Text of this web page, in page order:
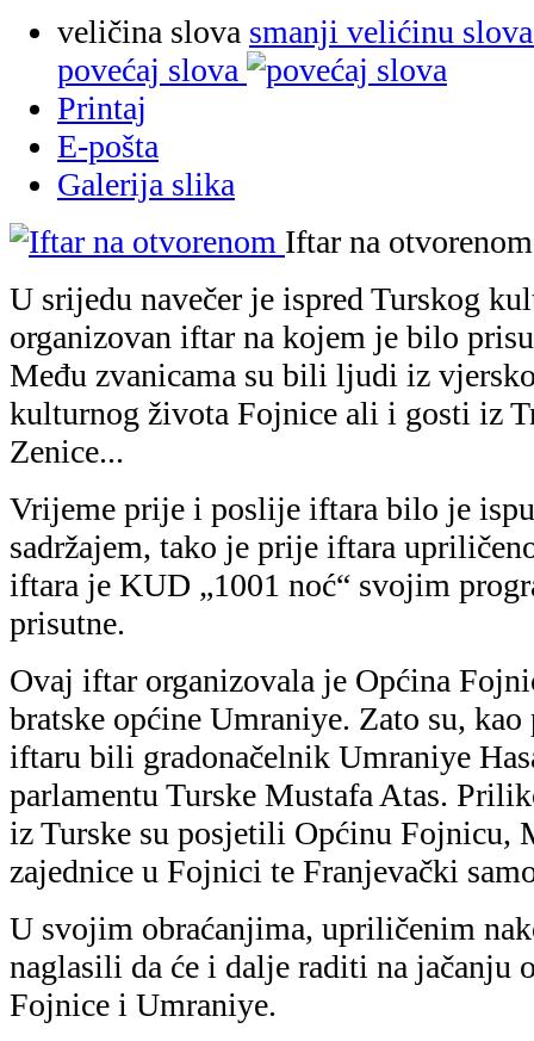
veličina slova smanji velićinu slova
povećaj slova
Printaj
E-pošta
Galerija slika
Iftar na otvorenom
U srijedu navečer je ispred Turskog
organizovan iftar na kojem je bilo
Među zvanicama su bili ljudi iz
kulturnog života Fojnice ali i gosti iz
Zenice...
Vrijeme prije i poslije iftara bilo je
sadržajem, tako je prije iftara
iftara je KUD „1001 noć“ svojim
prisutne.
Ovaj iftar organizovala je Općina
bratske općine Umraniye. Zato su,
iftaru bili gradonačelnik Umraniye
parlamentu Turske Mustafa Atas.
iz Turske su posjetili Općinu Fojnicu,
zajednice u Fojnici te Franjevački
U svojim obraćanjima, upriličenim
naglasili da će i dalje raditi na jačanju
Fojnice i Umraniye.